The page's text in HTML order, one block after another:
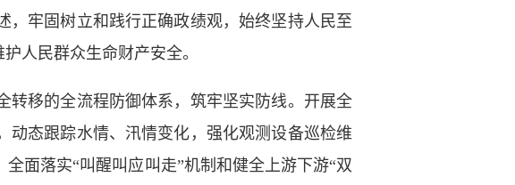
，牢固树立和践行正确政绩观，始终坚持人民至
人民群众生命财产安全。
移的全流程防御体系，筑牢坚实防线。开展全
动态跟踪水情、汛情变化，强化观测设备巡检维
面落实“叫醒叫应叫走”机制和健全上游下游“双